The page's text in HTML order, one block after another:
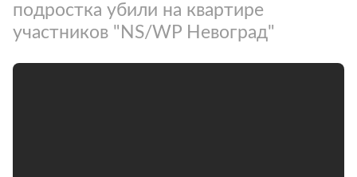
подростка убили на квартире
участников "NS/WP Невоград"